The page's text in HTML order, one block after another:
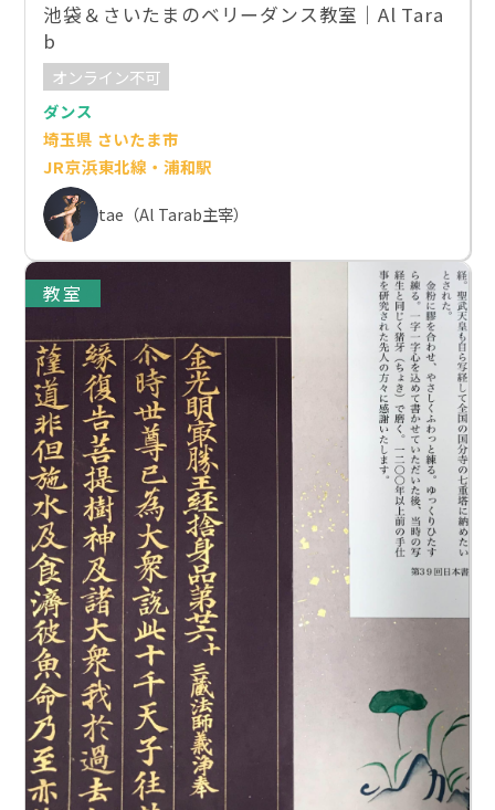
池袋＆さいたまのベリーダンス教室｜Al Tara
b
オンライン不可
ダンス
埼玉県 さいたま市
JR京浜東北線・浦和駅
tae（Al Tarab主宰）
教室